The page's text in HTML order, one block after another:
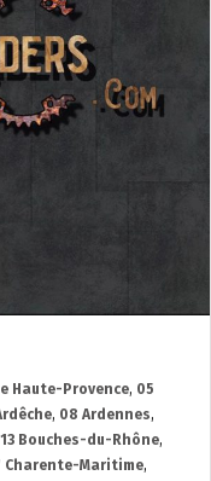
Haute-Provence, 05
, 08 Ardennes,
13 Bouches-du-Rhône,
Charente-Maritime,